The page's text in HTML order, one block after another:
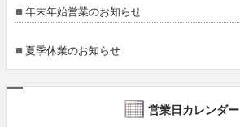
年末年始営業のお知らせ
夏季休業のお知らせ
営業日カレンダー